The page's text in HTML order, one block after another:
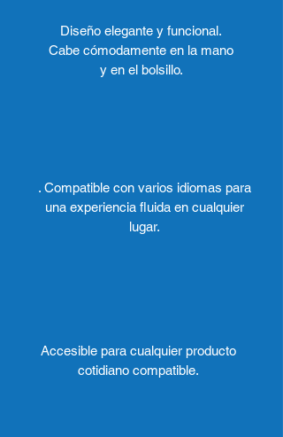
Diseño elegante y funcional.
Cabe cómodamente en la mano
y en el bolsillo.
. Compatible con varios idiomas para
una experiencia fluida en cualquier
lugar.
Accesible para cualquier producto
cotidiano compatible.